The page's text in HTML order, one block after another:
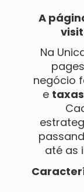
A
Na
negócio
e
até as